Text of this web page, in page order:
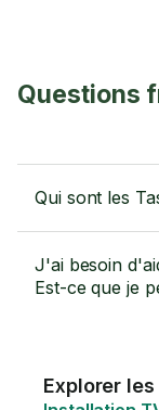
Questions
Qui sont les
J'ai besoin
Est-ce que je
Explorer